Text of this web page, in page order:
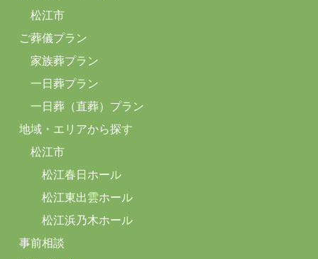
松江市
ご葬儀プラン
家族葬プラン
一日葬プラン
一日葬（直葬）プラン
地域・エリアから探す
松江市
松江春日ホール
松江東出雲ホール
松江浜乃木ホール
事前相談